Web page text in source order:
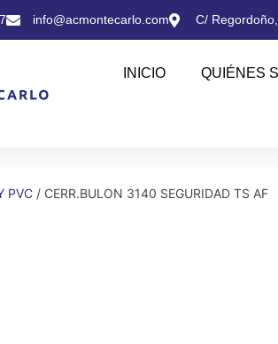
info@acmontecarlo.com C/
INICIO QUIÉNES
PVC / CERR.BULON 3140 SEGURIDAD TS AF